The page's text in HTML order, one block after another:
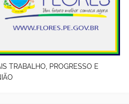
TRABALHO, PROGRESSO E